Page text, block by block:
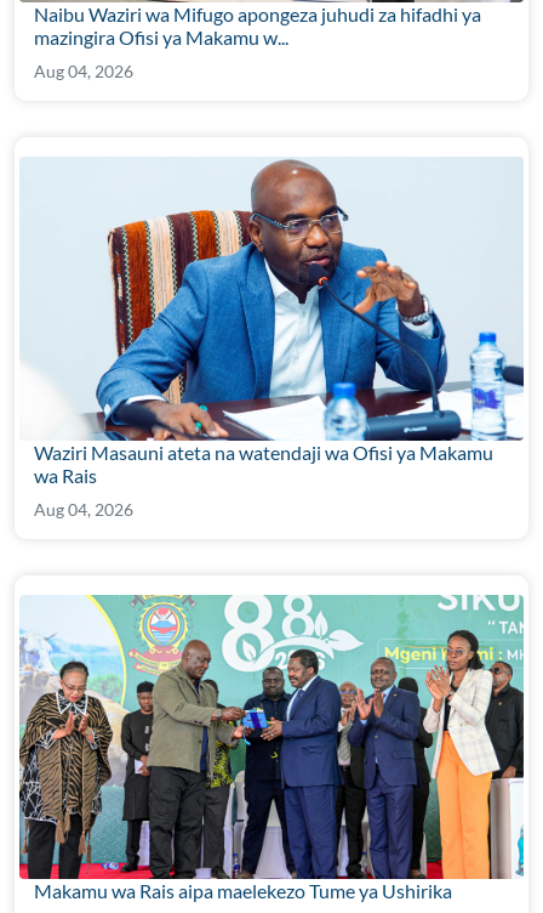
Naibu Waziri wa Mifugo apongeza juhudi za hifadhi ya
mazingira Ofisi ya Makamu w...
Aug 04, 2026
Waziri Masauni ateta na watendaji wa Ofisi ya Makamu
wa Rais
Aug 04, 2026
Makamu wa Rais aipa maelekezo Tume ya Ushirika